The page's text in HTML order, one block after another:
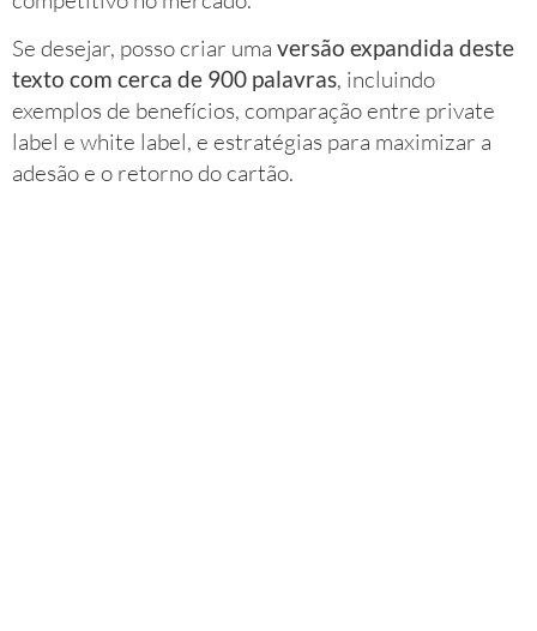
Se desejar, posso criar uma versão expandida deste
texto com cerca de 900 palavras, incluindo
exemplos de benefícios, comparação entre private
label e white label, e estratégias para maximizar a
adesão e o retorno do cartão.